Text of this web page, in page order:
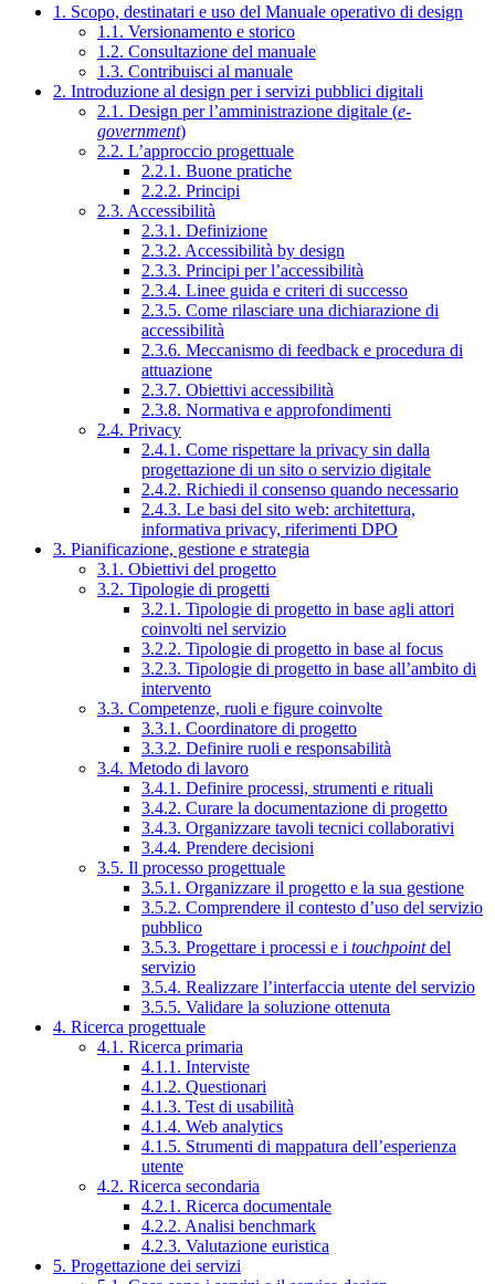
1. Scopo, destinatari e uso del Manuale operativo di design
1.1. Versionamento e storico
1.2. Consultazione del manuale
1.3. Contribuisci al manuale
2. Introduzione al design per i servizi pubblici digitali
2.1. Design per l’amministrazione digitale (e-
government)
2.2. L’approccio progettuale
2.2.1. Buone pratiche
2.2.2. Principi
2.3. Accessibilità
2.3.1. Definizione
2.3.2. Accessibilità by design
2.3.3. Principi per l’accessibilità
2.3.4. Linee guida e criteri di successo
2.3.5. Come rilasciare una dichiarazione di
accessibilità
2.3.6. Meccanismo di feedback e procedura di
attuazione
2.3.7. Obiettivi accessibilità
2.3.8. Normativa e approfondimenti
2.4. Privacy
2.4.1. Come rispettare la privacy sin dalla
progettazione di un sito o servizio digitale
2.4.2. Richiedi il consenso quando necessario
2.4.3. Le basi del sito web: architettura,
informativa privacy, riferimenti DPO
3. Pianificazione, gestione e strategia
3.1. Obiettivi del progetto
3.2. Tipologie di progetti
3.2.1. Tipologie di progetto in base agli attori
coinvolti nel servizio
3.2.2. Tipologie di progetto in base al focus
3.2.3. Tipologie di progetto in base all’ambito di
intervento
3.3. Competenze, ruoli e figure coinvolte
3.3.1. Coordinatore di progetto
3.3.2. Definire ruoli e responsabilità
3.4. Metodo di lavoro
3.4.1. Definire processi, strumenti e rituali
3.4.2. Curare la documentazione di progetto
3.4.3. Organizzare tavoli tecnici collaborativi
3.4.4. Prendere decisioni
3.5. Il processo progettuale
3.5.1. Organizzare il progetto e la sua gestione
3.5.2. Comprendere il contesto d’uso del servizio
pubblico
3.5.3. Progettare i processi e i touchpointdel
servizio
3.5.4. Realizzare l’interfaccia utente del servizio
3.5.5. Validare la soluzione ottenuta
4. Ricerca progettuale
4.1. Ricerca primaria
4.1.1. Interviste
4.1.2. Questionari
4.1.3. Test di usabilità
4.1.4. Web analytics
4.1.5. Strumenti di mappatura dell’esperienza
utente
4.2. Ricerca secondaria
4.2.1. Ricerca documentale
4.2.2. Analisi benchmark
4.2.3. Valutazione euristica
5. Progettazione dei servizi